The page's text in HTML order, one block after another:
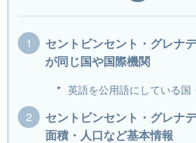
セントビンセント・グレナ
が同じ国や国際機関
英語を公用語にしている国
セントビンセント・グレナ
面積・人口など基本情報